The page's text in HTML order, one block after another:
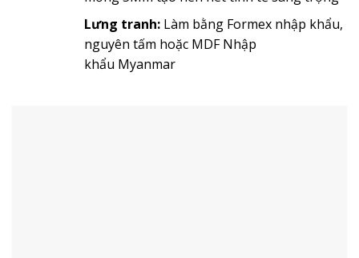
Lưng tranh:Làm bằng Formex nhập khẩu,
nguyên tấm hoặc MDF Nhập
khẩu Myanmar